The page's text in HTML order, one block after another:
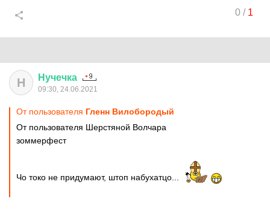
0/ 1
Н Нучечка
09:30, 24.06.2021
От пользователя Гленн Вилобородый
От пользователя Шерстяной Волчара
зоммерфест
Чо токо не придумают, штоп набухатцо...